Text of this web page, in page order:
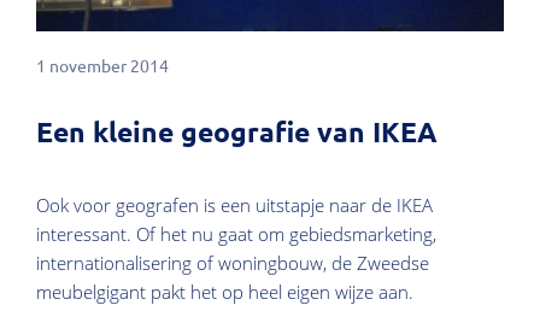
1 november 2014
Een kleine geografie van IKEA
Ook voor geografen is een uitstapje naar de IKEA
interessant. Of het nu gaat om gebiedsmarketing,
internationalisering of woningbouw, de Zweedse
meubelgigant pakt het op heel eigen wijze aan.